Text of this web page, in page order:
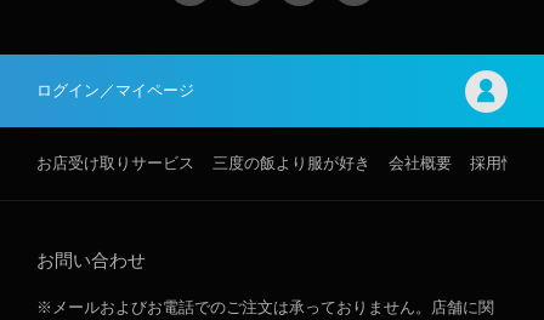
ログイン／マイページ
お店受け取りサービス 三度の飯より服が好き 会社概要 採用情報
お問い合わせ
※メールおよびお電話でのご注文は承っておりません。店舗に関